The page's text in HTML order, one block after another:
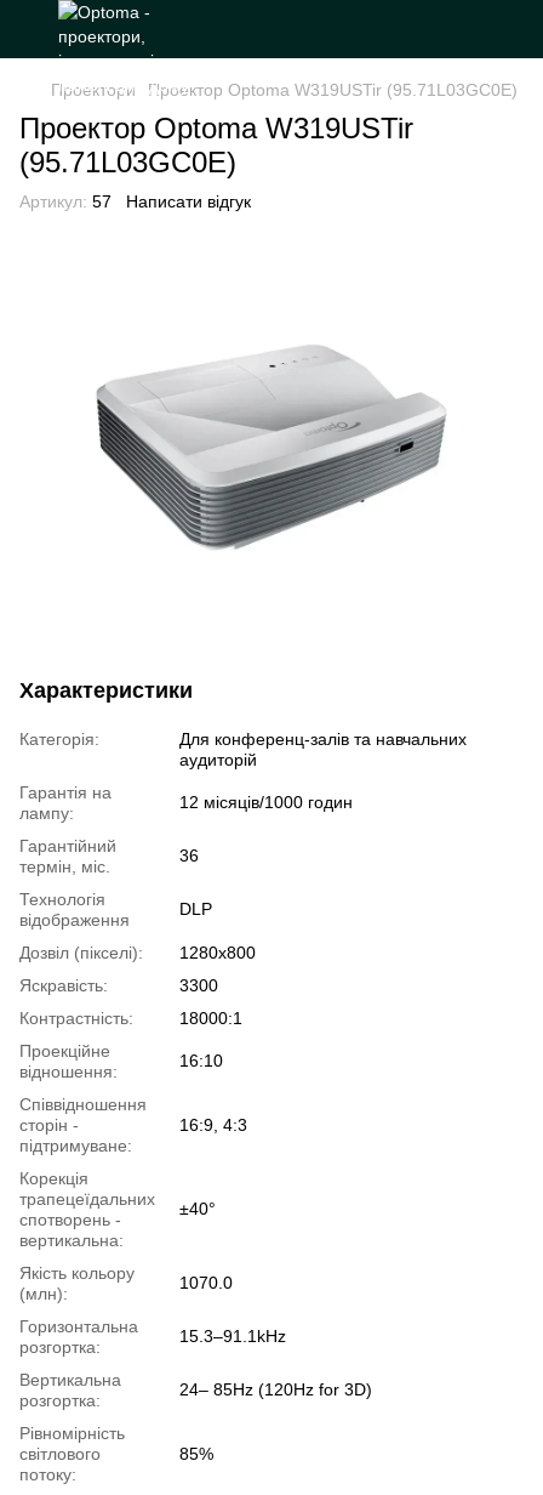
Проектори Проектор Optoma W319USTir (95.71L03GC0E)
Проектор Optoma W319USTir
(95.71L03GC0E)
Артикул: 57 Написати відгук
Характеристики
Категорія:
Для конференц-залів та навчальних
аудиторій
Гарантія на
лампу:
12 місяців/1000 годин
Гарантійний
термін, міс.
36
Технологія
відображення
DLP
Дозвіл (пікселі):
1280х800
Яскравість:
3300
Контрастність:
18000:1
Проекційне
відношення:
16:10
Співвідношення
сторін -
підтримуване:
16:9, 4:3
Корекція
трапецеїдальних
спотворень -
вертикальна:
±40°
Якість кольору
(млн):
1070.0
Горизонтальна
розгортка:
15.3–91.1kHz
Вертикальна
розгортка:
24– 85Hz (120Hz for 3D)
Рівномірність
світлового
потоку:
85%